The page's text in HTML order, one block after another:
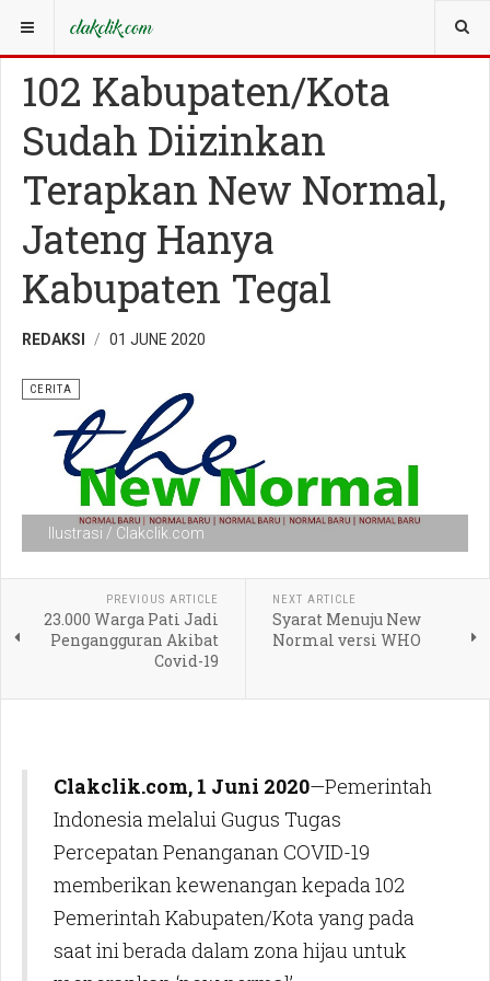
YOU ARE HERE: CERITA
102 Kabupaten/Kota
Sudah Diizinkan
Terapkan New Normal,
Jateng Hanya
Kabupaten Tegal
REDAKSI 01 JUNE 2020
Ilustrasi / Clakclik.com
CERITA
PREVIOUS ARTICLE
23.000 Warga Pati Jadi
Pengangguran Akibat
Covid-19
NEXT ARTICLE
Syarat Menuju New
Normal versi WHO
Clakclik.com, 1 Juni 2020—Pemerintah
Indonesia melalui Gugus Tugas
Percepatan Penanganan COVID-19
memberikan kewenangan kepada 102
Pemerintah Kabupaten/Kota yang pada
saat ini berada dalam zona hijau untuk